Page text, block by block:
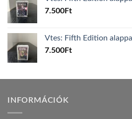
7.500Ft
Vtes: Fifth Edition
7.500Ft
INFORMÁCIÓK